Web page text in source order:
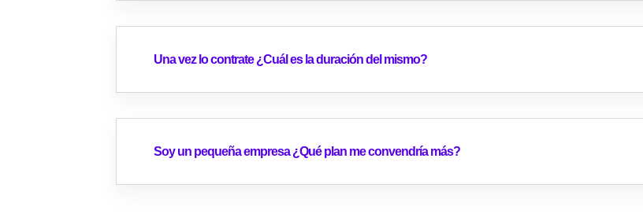
Una vez lo contrate ¿Cuál es la duración del mismo?
Soy un pequeña empresa ¿Qué plan me convendría más?